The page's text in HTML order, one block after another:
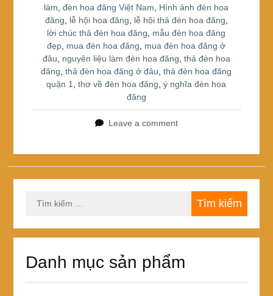
làm ,đèn hoa đăng Việt Nam
Hình ảnh đèn hoa
đăng
lễ hội hoa đăng lễ hội thả đèn hoa đăng
lời chúc thả đèn hoa đăng
mẫu đèn hoa đăng
đẹp mua đèn hoa đăng
mua đèn hoa đăng ở
đâu
nguyên liệu làm đèn hoa đăng thả đèn hoa
đăng ,thả đèn hoa đăng ở đâu ,thả đèn hoa đăng
quận 1
,thơ về đèn hoa đăng ,ý nghĩa đèn hoa
đăng
Leave a comment
kiếm
Danh mục sản phẩm